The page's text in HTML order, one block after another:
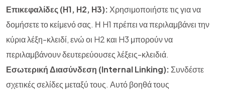
Επικεφαλίδες (H1, H2, H3): Χρησιμοποιήστε τις για να
δομήσετε το κείμενό σας. Η H1 πρέπει να περιλαμβάνει την
κύρια λέξη-κλειδί, ενώ οι H2 και H3 μπορούν να
περιλαμβάνουν δευτερεύουσες λέξεις-κλειδιά.
Εσωτερική Διασύνδεση (Internal Linking): Συνδέστε
σχετικές σελίδες μεταξύ τους. Αυτό βοηθά τους